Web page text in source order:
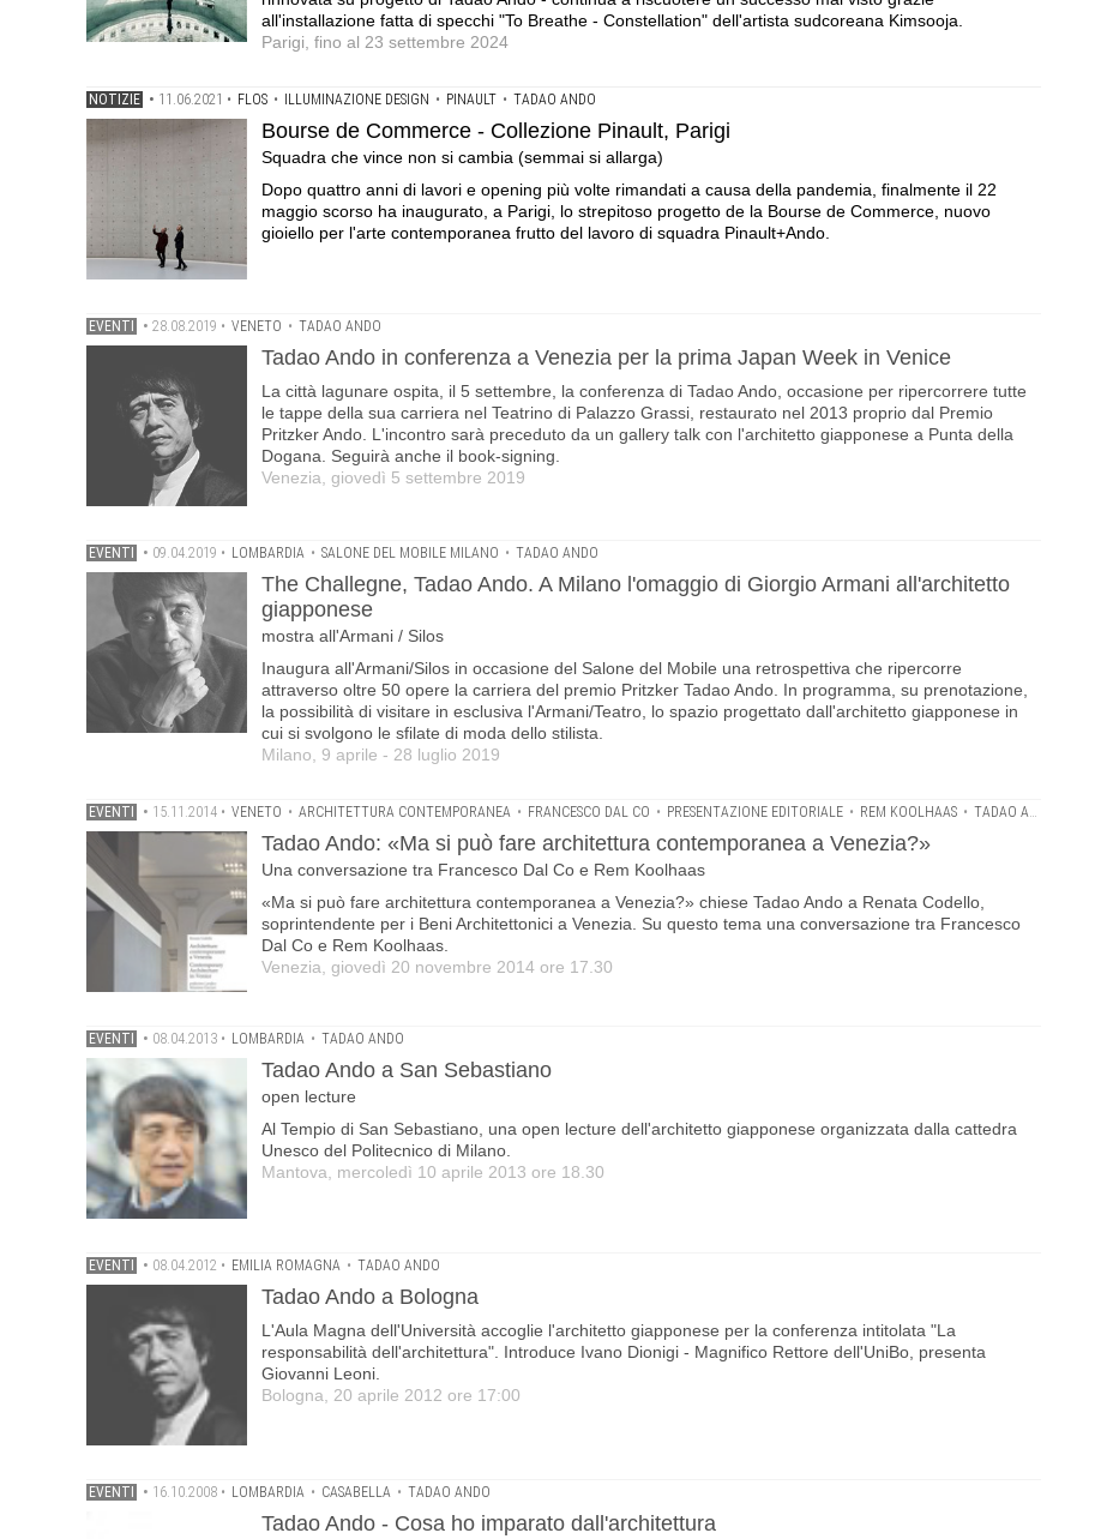
all'installazione fatta di specchi "To Breathe - Constellation" dell'artista sudcoreana Kimsooja.
Parigi, fino al 23 settembre 2024
NOTIZIE • 11.06.2021 • FLOS • ILLUMINAZIONE DESIGN • PINAULT • TADAO ANDO
Bourse de Commerce - Collezione Pinault, Parigi
Squadra che vince non si cambia (semmai si allarga)
Dopo quattro anni di lavori e opening più volte rimandati a causa della pandemia, finalmente il 22
maggio scorso ha inaugurato, a Parigi, lo strepitoso progetto de la Bourse de Commerce, nuovo
gioiello per l'arte contemporanea frutto del lavoro di squadra Pinault+Ando.
EVENTI • 28.08.2019 • VENETO • TADAO ANDO
Tadao Ando in conferenza a Venezia per la prima Japan Week in Venice
La città lagunare ospita, il 5 settembre, la conferenza di Tadao Ando, occasione per ripercorrere tutte
le tappe della sua carriera nel Teatrino di Palazzo Grassi, restaurato nel 2013 proprio dal Premio
Pritzker Ando. L'incontro sarà preceduto da un gallery talk con l'architetto giapponese a Punta della
Dogana. Seguirà anche il book-signing.
Venezia, giovedì 5 settembre 2019
EVENTI • 09.04.2019 • LOMBARDIA • SALONE DEL MOBILE MILANO • TADAO ANDO
The Challegne, Tadao Ando. A Milano l'omaggio di Giorgio Armani all'architetto
giapponese
mostra all'Armani / Silos
Inaugura all'Armani/Silos in occasione del Salone del Mobile una retrospettiva che ripercorre
attraverso oltre 50 opere la carriera del premio Pritzker Tadao Ando. In programma, su prenotazione,
la possibilità di visitare in esclusiva l'Armani/Teatro, lo spazio progettato dall'architetto giapponese in
cui si svolgono le sfilate di moda dello stilista.
Milano, 9 aprile - 28 luglio 2019
EVENTI • 15.11.2014 • VENETO • ARCHITETTURA CONTEMPORANEA • FRANCESCO DAL CO • PRESENTAZIONE EDITORIALE • REM KOOLHAAS • TADAO ANDO
Tadao Ando: «Ma si può fare architettura contemporanea a Venezia?»
Una conversazione tra Francesco Dal Co e Rem Koolhaas
«Ma si può fare architettura contemporanea a Venezia?» chiese Tadao Ando a Renata Codello,
soprintendente per i Beni Architettonici a Venezia. Su questo tema una conversazione tra Francesco
Dal Co e Rem Koolhaas.
Venezia, giovedì 20 novembre 2014 ore 17.30
EVENTI • 08.04.2013 • LOMBARDIA • TADAO ANDO
Tadao Ando a San Sebastiano
open lecture
Al Tempio di San Sebastiano, una open lecture dell'architetto giapponese organizzata dalla cattedra
Unesco del Politecnico di Milano.
Mantova, mercoledì 10 aprile 2013 ore 18.30
EVENTI • 08.04.2012 • EMILIA ROMAGNA • TADAO ANDO
Tadao Ando a Bologna
L'Aula Magna dell'Università accoglie l'architetto giapponese per la conferenza intitolata "La
responsabilità dell'architettura". Introduce Ivano Dionigi - Magnifico Rettore dell'UniBo, presenta
Giovanni Leoni.
Bologna, 20 aprile 2012 ore 17:00
EVENTI • 16.10.2008 • LOMBARDIA • CASABELLA • TADAO ANDO
Tadao Ando - Cosa ho imparato dall'architettura